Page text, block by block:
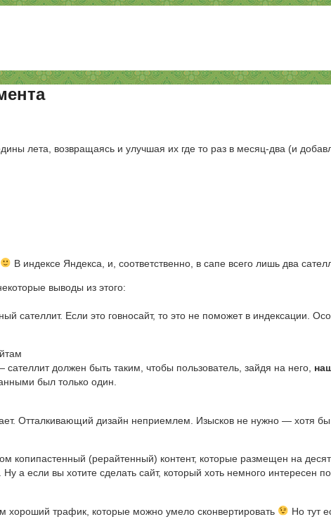
лета, возвращаясь и улучшая их где то раз в месяц-два (и
В индексе Яндекса, и, соответственно, в сапе всего лишь два
выводы из этого:
сателлит. Если это говносайт, то это не поможет в индексации.
должен быть таким, чтобы пользователь, зайдя на него,
был только один.
Отталкивающий дизайн неприемлем. Изысков не нужно — хотя
копипастенный (рерайтенный) контент, которые размещен на
а если вы хотите сделать сайт, который хоть немного интересен
хороший трафик, которые можно умело сконвертировать
Но тут